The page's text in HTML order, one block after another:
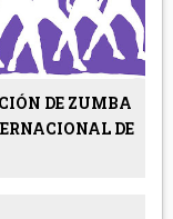
DE ZUMBA
DE